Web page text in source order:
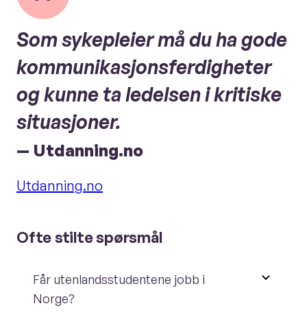
Som sykepleier må du ha gode
kommunikasjonsferdigheter
og kunne ta ledelsen i kritiske
situasjoner.
— Utdanning.no
Utdanning.no
Ofte stilte spørsmål
Får utenlandsstudentene jobb i
Norge?